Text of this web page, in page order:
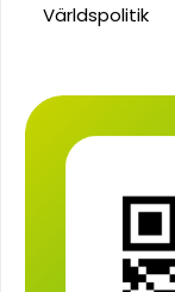
Världspolitik